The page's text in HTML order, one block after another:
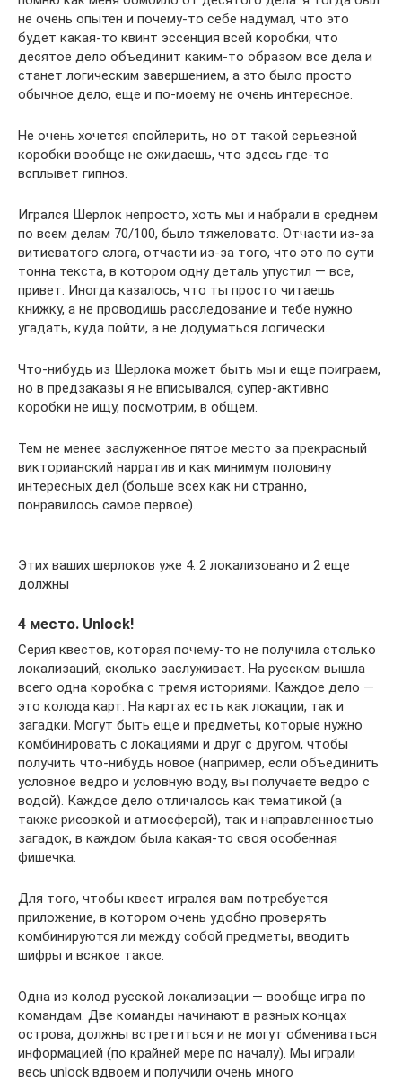
не очень опытен и почему-то себе надумал, что это
будет какая-то квинт эссенция всей коробки, что
десятое дело объединит каким-то образом все дела и
станет логическим завершением, а это было просто
обычное дело, еще и по-моему не очень интересное.
Не очень хочется спойлерить, но от такой серьезной
коробки вообще не ожидаешь, что здесь где-то
всплывет гипноз.
Игрался Шерлок непросто, хоть мы и набрали в среднем
по всем делам 70/100, было тяжеловато. Отчасти из-за
витиеватого слога, отчасти из-за того, что это по сути
тонна текста, в котором одну деталь упустил — все,
привет. Иногда казалось, что ты просто читаешь
книжку, а не проводишь расследование и тебе нужно
угадать, куда пойти, а не додуматься логически.
Что-нибудь из Шерлока может быть мы и еще поиграем,
но в предзаказы я не вписывался, супер-активно
коробки не ищу, посмотрим, в общем.
Тем не менее заслуженное пятое место за прекрасный
викторианский нарратив и как минимум половину
интересных дел (больше всех как ни странно,
понравилось самое первое).
Этих ваших шерлоков уже 4. 2 локализовано и 2 еще
должны
4 место. Unlock!
Серия квестов, которая почему-то не получила столько
локализаций, сколько заслуживает. На русском вышла
всего одна коробка с тремя историями. Каждое дело —
это колода карт. На картах есть как локации, так и
загадки. Могут быть еще и предметы, которые нужно
комбинировать с локациями и друг с другом, чтобы
получить что-нибудь новое (например, если объединить
условное ведро и условную воду, вы получаете ведро с
водой). Каждое дело отличалось как тематикой (а
также рисовкой и атмосферой), так и направленностью
загадок, в каждом была какая-то своя особенная
фишечка.
Для того, чтобы квест игрался вам потребуется
приложение, в котором очень удобно проверять
комбинируются ли между собой предметы, вводить
шифры и всякое такое.
Одна из колод русской локализации — вообще игра по
командам. Две команды начинают в разных концах
острова, должны встретиться и не могут обмениваться
информацией (по крайней мере по началу). Мы играли
весь unlock вдвоем и получили очень много